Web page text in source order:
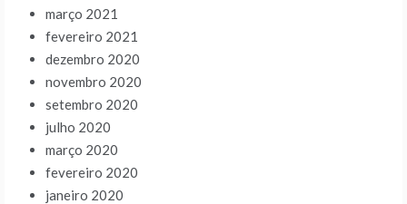
março 2021
fevereiro 2021
dezembro 2020
novembro 2020
setembro 2020
julho 2020
março 2020
fevereiro 2020
janeiro 2020